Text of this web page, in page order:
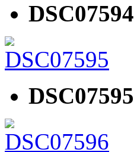
DSC07594
DSC07595